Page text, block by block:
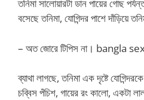
তনিমা সালোয়ারটা ডান পায়ের গোছ
বসেছে তনিমা, যোগিন্দর পাশে দাঁড়িয়ে
– অত জোরে টিপিস না। bangla
ব্যাথা লাগছে, তনিমা এক দৃষ্টে
চব্বিস পঁচিশ, গায়ের রং কালো, একটা